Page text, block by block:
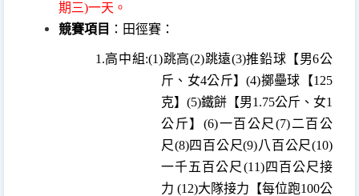
期三)一天。
競賽項目 ： 田徑賽：
1.高中組:(1)跳高(2)跳遠(3)推鉛球【男6公
斤、女4公斤】(4)擲壘球【125
克】 (5)鐵餅【男1.75公斤、女1
公斤】 (6)一百公尺(7)二百公
尺(8)四百公尺(9)八百公尺(10)
一千五百公尺 (11)四百公尺接
力 (12)大隊接力【每位跑100公